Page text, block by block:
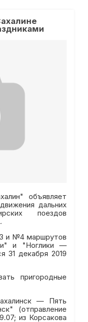
объявляет
дальних
поездов
и №4 маршрутов
и "Ноглики —
31 декабря 2019
пригородные
— Пять
(отправление
из Корсакова